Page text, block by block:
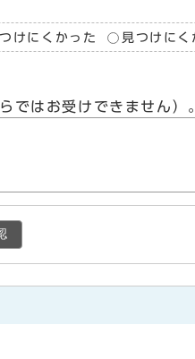
けにくかった 見つけにく
ではお受けできません）